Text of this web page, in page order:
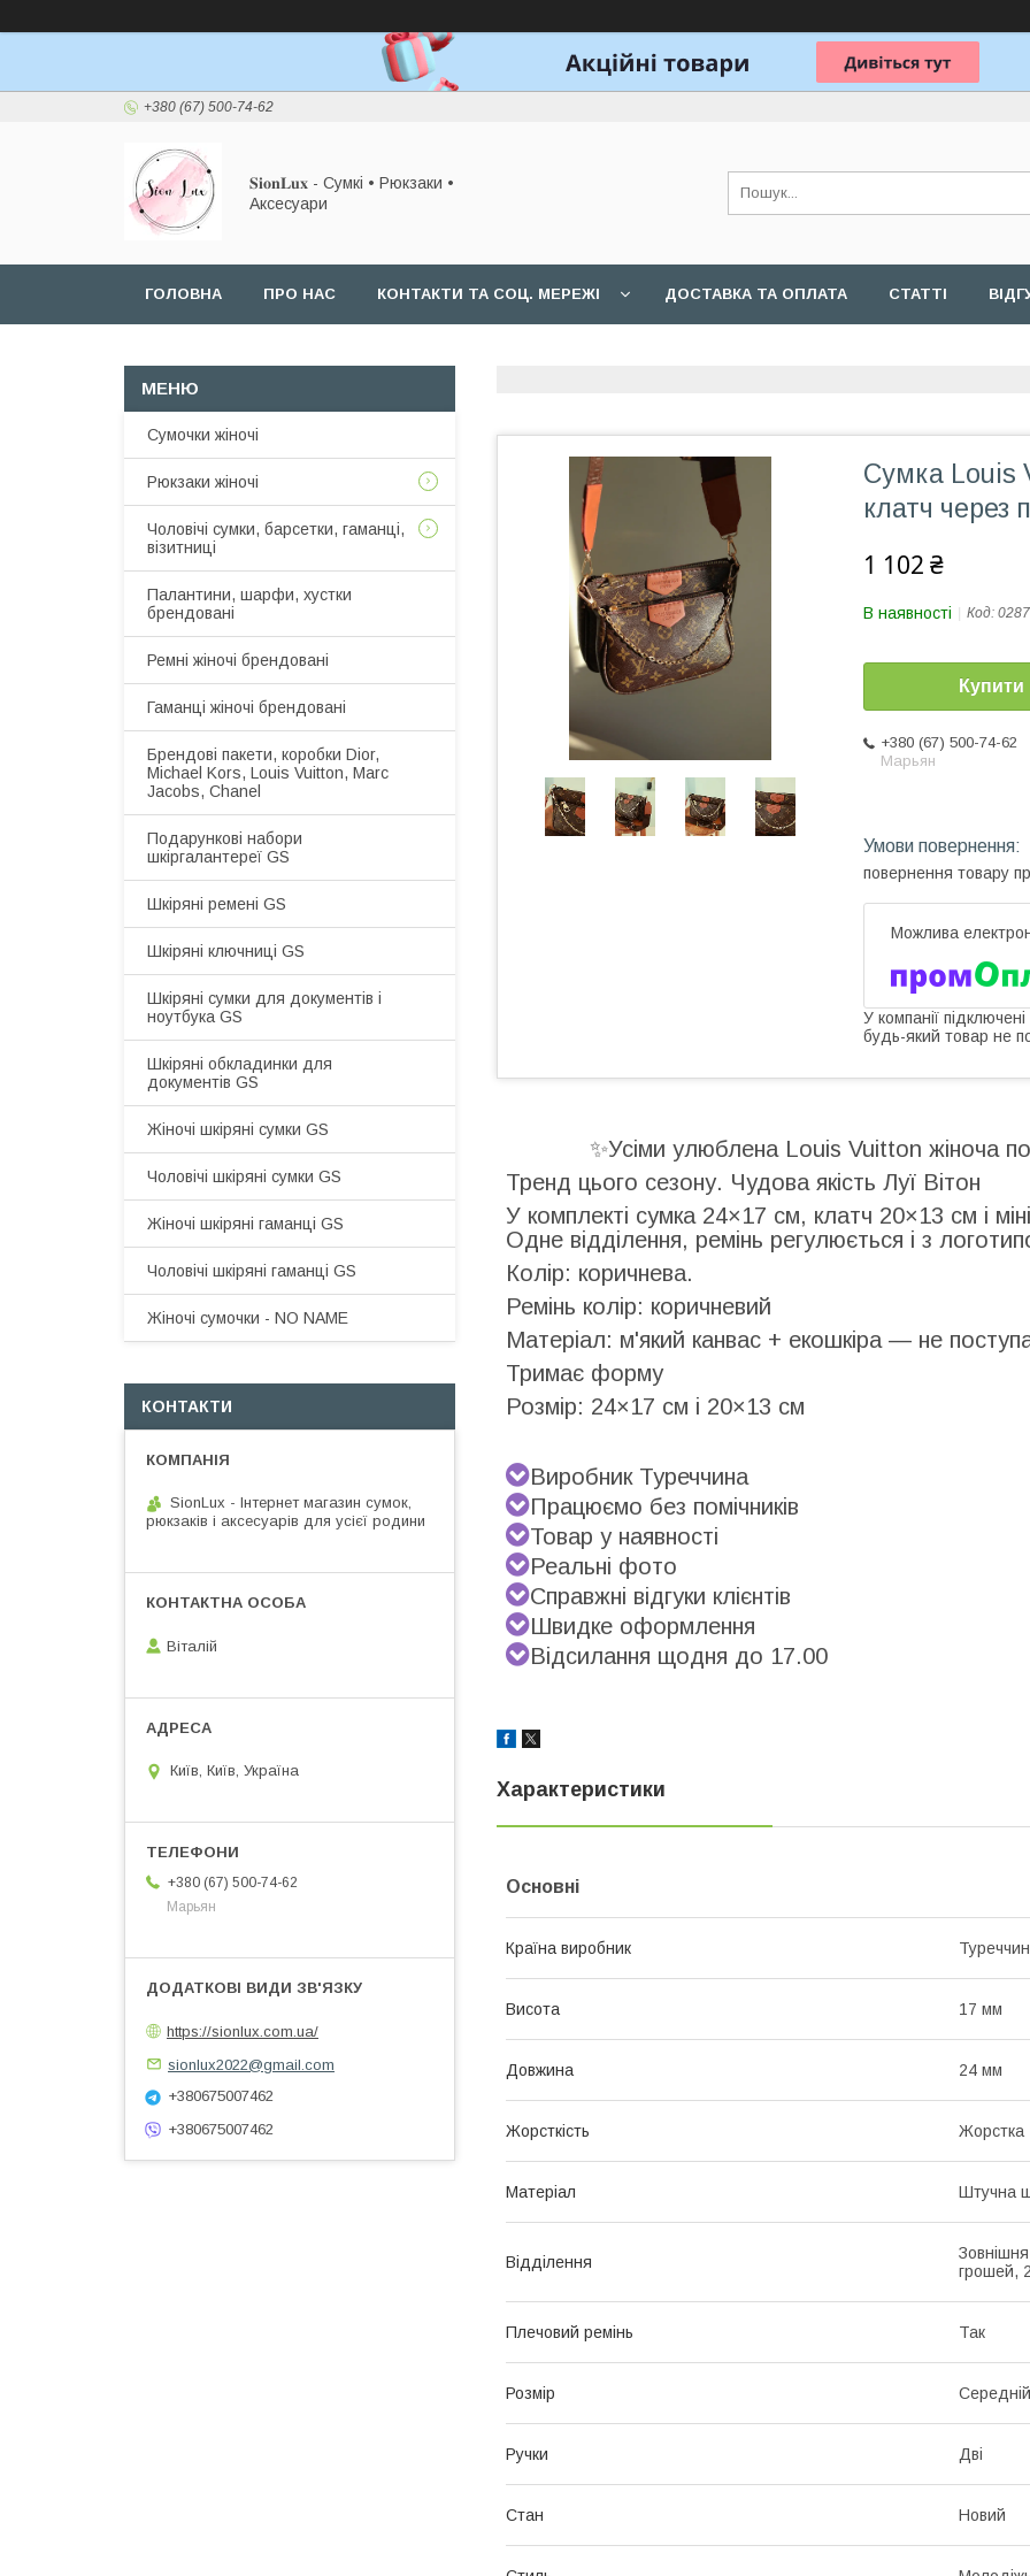
+380 (67) 500-74-62
𝐒𝐢𝐨𝐧𝐋𝐮𝐱 - Сумкі • Рюкзаки •
Аксесуари
ГОЛОВНА ПРО НАС КОНТАКТИ ТА СОЦ. МЕРЕЖІ ДОСТАВКА ТА ОПЛАТА СТАТТІ
Сумка Louis
клатч через
1 102 ₴
В наявності Код:
Купити
+380 (67) 500-74-62
Марьян
повернення товару
У компанії
будь-який товар не
✨Усіми улюблена Louis Vuitton жіноча
Тренд цього сезону. Чудова якість Луї Вітон
У комплекті сумка 24×17 см, клатч 20×13 см і
Одне відділення, ремінь регулюється і з
Колір: коричнева.
Ремінь колір: коричневий
Матеріал: м'який канвас + екошкіра — не
Тримає форму
Розмір: 24×17 см і 20×13 см
Виробник Туреччина
Працюємо без помічників
Товар у наявності
Реальні фото
Справжні відгуки клієнтів
Швидке оформлення
Відсилання щодня до 17.00
Характеристики
Основні
Країна виробник
Висота 17 мм
Довжина 24 мм
Жорсткість Жорстка
Матеріал Штучна
Відділення
грошей,
Плечовий ремінь Так
Розмір Середній
Ручки Дві
Стан Новий
Сумочки жіночі
Рюкзаки жіночі
Чоловічі сумки, барсетки, гаманці,
візитниці
Палантини, шарфи, хустки
брендовані
Ремні жіночі брендовані
Гаманці жіночі брендовані
Брендові пакети, коробки Dior,
Michael Kors, Louis Vuitton, Marc
Jacobs, Chanel
Подарункові набори
шкіргалантереї GS
Шкіряні ремені GS
Шкіряні ключниці GS
Шкіряні сумки для документів і
ноутбука GS
Шкіряні обкладинки для
документів GS
Жіночі шкіряні сумки GS
Чоловічі шкіряні сумки GS
Жіночі шкіряні гаманці GS
Чоловічі шкіряні гаманці GS
Жіночі сумочки - NO NAME
КОНТАКТИ
SionLux - Інтернет магазин сумок,
рюкзаків і аксесуарів для усієї родини
Віталій
Київ, Київ, Україна
+380 (67) 500-74-62
Марьян
https://sionlux.com.ua/
sionlux2022@gmail.com
+380675007462
+380675007462